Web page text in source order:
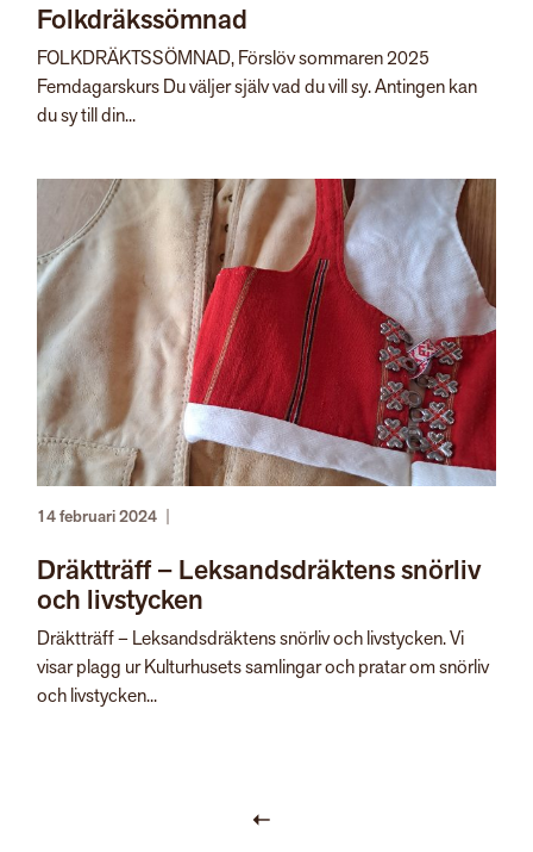
Folkdräkssömnad
FOLKDRÄKTSSÖMNAD, Förslöv sommaren 2025
Femdagarskurs Du väljer själv vad du vill sy. Antingen kan
du sy till din...
14 februari 2024 |
Dräktträff – Leksandsdräktens snörliv
och livstycken
Dräktträff – Leksandsdräktens snörliv och livstycken. Vi
visar plagg ur Kulturhusets samlingar och pratar om snörliv
och livstycken...